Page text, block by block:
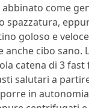
come
spazzatura,
goloso e
anche cibo sano.
catena di 3
salutari a
in